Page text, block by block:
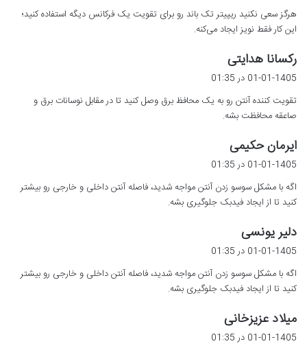
:
هرگز سعی نکنید ریپیتر تک باند رو برای تقویت یک فرکانس دیگه استفاده کنید؛
این کار فقط نویز ایجاد می‌کنه.
رکسانا هدایتی
ف
:
01-01-1405 در 01:35
تقویت کننده آنتن رو به یک محافظ برق وصل کنید تا در مقابل نوسانات برق و
صاعقه محافظت بشه.
ایرمان حکیمی
ف
01-01-1405 در 01:35
اگه با مشکل سوسو زدن آنتن مواجه شدید، فاصله آنتن داخلی و خارجی رو بیشتر
کنید تا از ایجاد فیدبک جلوگیری بشه.
دلیر یونسی
ت
:
01-01-1405 در 01:35
اگه با مشکل سوسو زدن آنتن مواجه شدید، فاصله آنتن داخلی و خارجی رو بیشتر
کنید تا از ایجاد فیدبک جلوگیری بشه.
میلاد عزیزخانی
01-01-1405 در 01:35